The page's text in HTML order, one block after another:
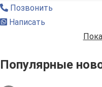
Позвонить
Написать
Популярные